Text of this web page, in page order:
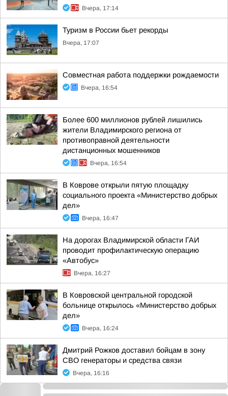
Вчера, 17:14
Туризм в России бьет рекорды
Вчера, 17:07
Совместная работа поддержки рождаемости
Вчера, 16:54
Более 600 миллионов рублей лишились
жители Владимирского региона от
противоправной деятельности
дистанционных мошенников
Вчера, 16:54
В Коврове открыли пятую площадку
социального проекта «Министерство добрых
дел»
Вчера, 16:47
На дорогах Владимирской области ГАИ
проводит профилактическую операцию
«Автобус»
Вчера, 16:27
В Ковровской центральной городской
больнице открылось «Министерство добрых
дел»
Вчера, 16:24
Дмитрий Рожков доставил бойцам в зону
СВО генераторы и средства связи
Вчера, 16:16